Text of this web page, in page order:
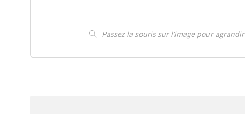
Passez la souris sur l’image pour agrandir